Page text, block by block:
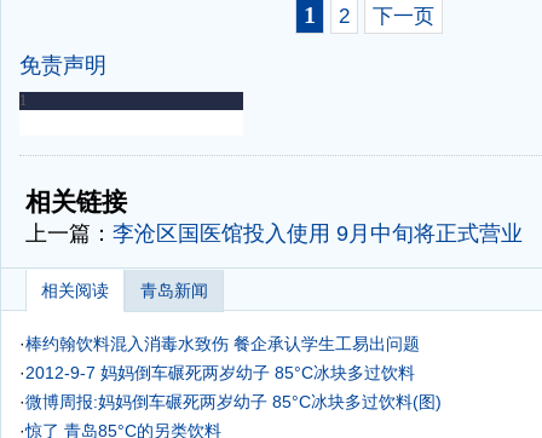
1
2 下一页
免责声明
-
相关链接
上一篇： 李沧区国医馆投入使用 9月中旬将正式营业
相关阅读 青岛新闻
·棒约翰饮料混入消毒水致伤 餐企承认学生工易出问题
·2012-9-7 妈妈倒车碾死两岁幼子 85°C冰块多过饮料
·微博周报:妈妈倒车碾死两岁幼子 85°C冰块多过饮料(图)
·惊了 青岛85°C的另类饮料